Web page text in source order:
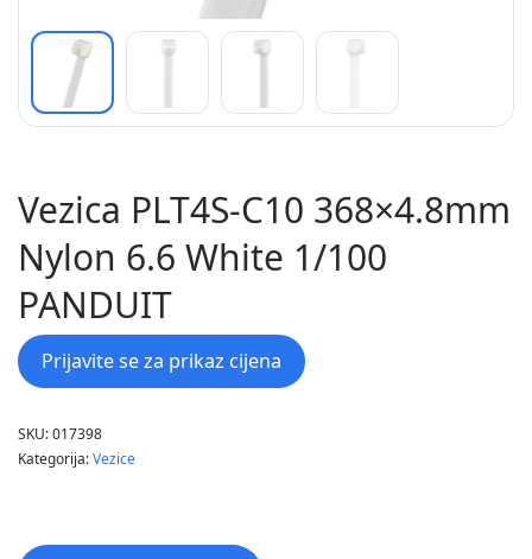
Vezica PLT4S-C10 368×4.8mm
Nylon 6.6 White 1/100
PANDUIT
Prijavite se za prikaz cijena
SKU:017398
Kategorija:Vezice